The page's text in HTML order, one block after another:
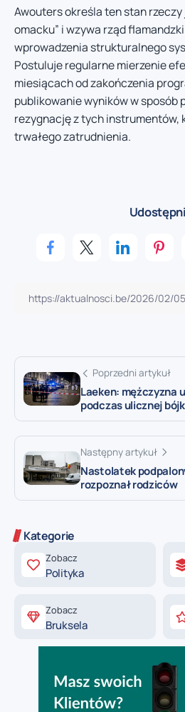
Awouters określa ten stan rzeczy
omacku” i wzywa rząd
wprowadzenia strukturalnego
Postuluje regularne mierzenie
miesiącach od zakończenia
publikowanie wyników w sposób
rezygnację z tych instrumentów,
trwałego zatrudnienia.
Poprzedni artykuł
Laeken: mężczyzna
podczas ulicznej
Następny artykuł
Nastolatek
rozpoznał rodziców
Kategorie
Zobacz
Polityka
Zobacz
Bruksela